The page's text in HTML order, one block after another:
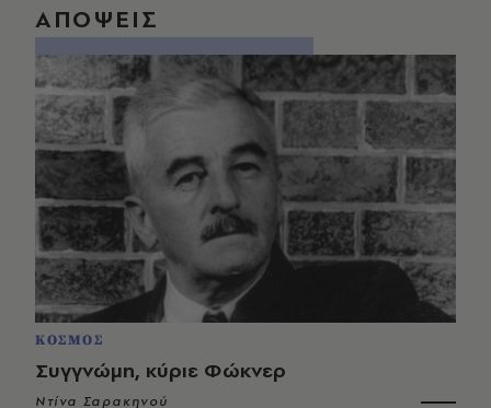
ΑΠΟΨΕΙΣ
ΚΟΣΜΟΣ
Συγγνώμη, κύριε Φώκνερ
Ντίνα Σαρακηνού